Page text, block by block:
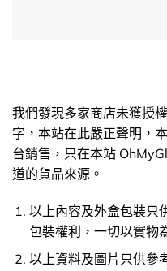
我們發現多家商店未獲授
字，本站在此嚴正聲明，
台銷售，只在本站
道的貨品來源。
以上內容及外盒包裝只
包裝權利，一切以實物
以上資料及圖片只供參